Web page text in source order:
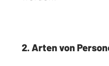
2. Arten von